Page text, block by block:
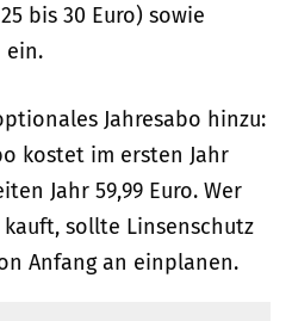
bis 30 Euro) sowie
ein.
Jahresabo hinzu:
kostet im ersten Jahr
Jahr 59,99 Euro. Wer
kauft, sollte Linsenschutz
Anfang an einplanen.